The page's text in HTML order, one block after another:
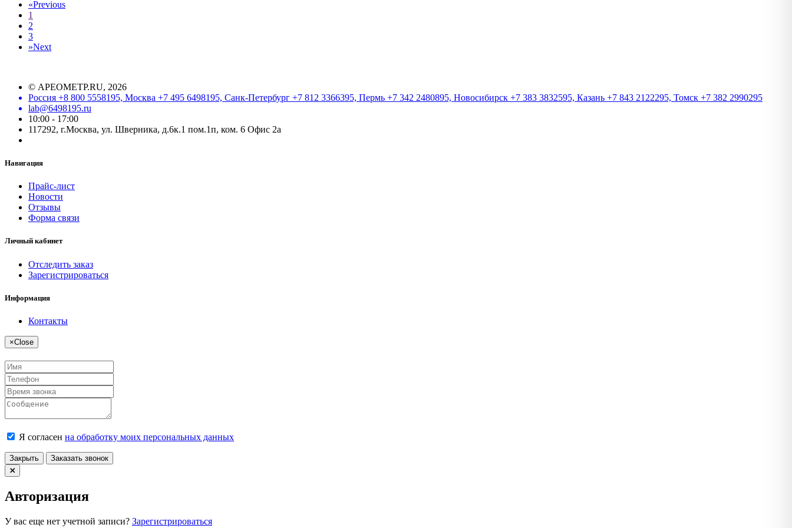
«Previous
1
2
3
»Next
© АРЕОМЕТР.RU, 2026
Россия +8 800 5558195, Москва +7 495 6498195, Санк-Петербург +7 812 3366395, Пермь +7 342 2480895, Новосибирск +7 383 3832595, Казань +7 843 2122295, Томск +7 382 2990295
lab@6498195.ru
10:00 - 17:00
117292, г.Москва, ул. Шверника, д.6к.1 пом.1п, ком. 6 Офис 2а
Навигация
Прайс-лист
Новости
Отзывы
Форма связи
Личный кабинет
Отследить заказ
Зарегистрироваться
Информация
Контакты
×Close
Я согласен на обработку моих персональных данных
Закрыть Заказать звонок
Авторизация
У вас еще нет учетной записи? Зарегистрироваться